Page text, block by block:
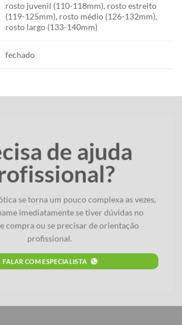
rosto juvenil (110-118mm), rosto estreito
(119-125mm), rosto médio (126-132mm),
rosto largo (133-140mm)
fechado
de ajuda
se torna um pouco complexa as vezes,
imediatamente se tiver dúvidas no
compra ou se precisar de orientação
profissional.
FALAR COM ESPECIALISTA